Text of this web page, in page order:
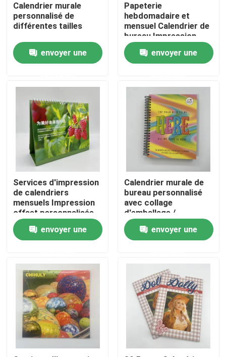
Maison
Vidéos
Au sujet de nous
Ressource
Contactez-nous
Demandez une citation
Impression de livres de table à café
Impression de cartes de tarot
Calendrier murale
personnalisé de
différentes tailles
envoyer une
Papeterie
hebdomadaire et
mensuel Calendrier de
bureau Impression
offset pour la
publicité
promotionnelle
envoyer une
Services d'impression
de calendriers
mensuels Impression
offset personnalisée
Calendrier de bureau
deboutenvoyer une
Calendrier murale de
bureau personnalisé
avec collage
d'emballage /
perforation de trous
envoyer une